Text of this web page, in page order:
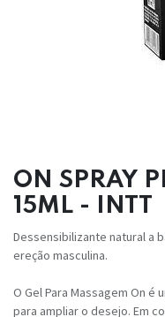
ON SPRAY
15ML - INTT
Dessensibilizante natural a
ereção masculina.
O Gel Para Massagem On
para ampliar o desejo. Em